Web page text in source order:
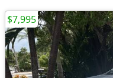
$7,995